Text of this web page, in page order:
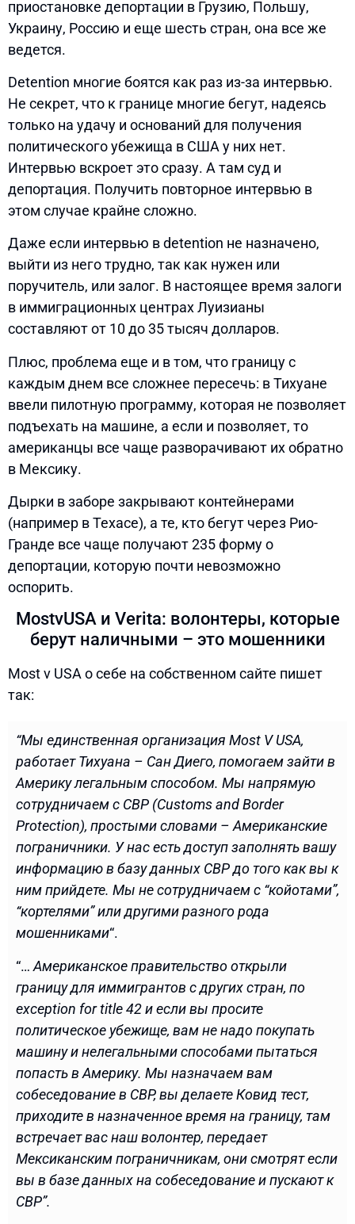
приостановке депортации в Грузию, Польшу,
Украину, Россию и еще шесть стран, она все же
ведется.
Detention многие боятся как раз из-за интервью.
Не секрет, что к границе многие бегут, надеясь
только на удачу и оснований для получения
политического убежища в США у них нет.
Интервью вскроет это сразу. А там суд и
депортация. Получить повторное интервью в
этом случае крайне сложно.
Даже если интервью в detention не назначено,
выйти из него трудно, так как нужен или
поручитель, или залог. В настоящее время залоги
в иммиграционных центрах Луизианы
составляют от 10 до 35 тысяч долларов.
Плюс, проблема еще и в том, что границу с
каждым днем все сложнее пересечь: в Тихуане
ввели пилотную программу, которая не позволяет
подъехать на машине, а если и позволяет, то
американцы все чаще разворачивают их обратно
в Мексику.
Дырки в заборе закрывают контейнерами
(например в Техасе), а те, кто бегут через Рио-
Гранде все чаще получают 235 форму о
депортации, которую почти невозможно
оспорить.
MostvUSA и Verita: волонтеры, которые
берут наличными – это мошенники
Most v USA о себе на собственном сайте пишет
так:
“Мы единственная организация Most V USA,
работает Тихуана – Сан Диего, помогаем зайти в
Америку легальным способом. Мы напрямую
сотрудничаем с СВР (Customs and Border
Protection), простыми словами – Американские
пограничники. У нас есть доступ заполнять вашу
информацию в базу данных CBP до того как вы к
ним прийдете. Мы не сотрудничаем с “койотами”,
“кортелями” или другими разного рода
мошенниками“.
“… Американское правительство открыли
границу для иммигрантов с других стран, по
exception for title 42 и если вы просите
политическое убежище, вам не надо покупать
машину и нелегальными способами пытаться
попасть в Америку. Мы назначаем вам
собеседование в CBP, вы делаете Ковид тест,
приходите в назначенное время на границу, там
встречает вас наш волонтер, передает
Мексиканским пограничникам, они смотрят если
вы в базе данных на собеседование и пускают к
CBP”.